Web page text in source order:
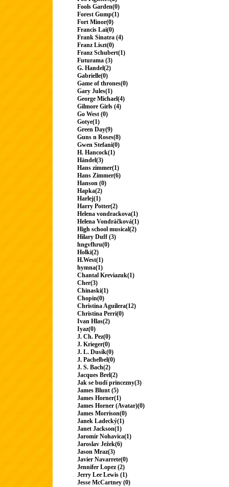
Fools Garden(0)
Forest Gump(1)
Fort Minor(0)
Francis Lai(0)
Frank Sinatra (4)
Franz Liszt(0)
Franz Schubert(1)
Futurama (3)
G. Handel(2)
Gabrielle(0)
Game of thrones(0)
Gary Jules(1)
George Michael(4)
Gilmore Girls (4)
Go West (0)
Gotye(1)
Green Day(9)
Guns n Roses(8)
Gwen Stefani(0)
H. Hancock(1)
Händel(3)
Hans zimmer(1)
Hans Zimmer(6)
Hanson (0)
Hapka(2)
Harlej(1)
Harry Potter(2)
Helena vondrackova(1)
Helena Vondráčková(1)
High school musical(2)
Hilary Duff (3)
hngvfhru(0)
Holki(2)
H.West(1)
hymna(1)
Chantal Kreviazuk(1)
Cher(3)
Chinaski(1)
Chopin(0)
Christina Aguilera(12)
Christina Perri(0)
Ivan Hlas(2)
Iyaz(0)
J. Ch. Pez(0)
J. Krieger(0)
J. L. Dusík(0)
J. Pachelbel(0)
J. S. Bach(2)
Jacques Brel(2)
Jak se budí princezny(3)
James Blunt (5)
James Horner(1)
James Horner (Avatar)(0)
James Morrison(0)
Janek Ladecký(1)
Janet Jackson(1)
Jaromír Nohavica(1)
Jaroslav Ježek(6)
Jason Mraz(3)
Javier Navarrete(0)
Jennifer Lopez (2)
Jerry Lee Lewis (1)
Jesse McCartney (0)